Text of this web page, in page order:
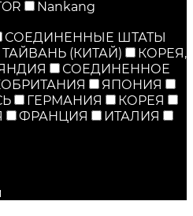
Nankang
СОЕДИНЕННЫЕ ШТАТЫ
ТАЙВАНЬ (КИТАЙ)
КОРЕЯ,
СОЕДИНЕННОЕ
ЯПОНИЯ
ГЕРМАНИЯ
КОРЕЯ
ФРАНЦИЯ
ИТАЛИЯ